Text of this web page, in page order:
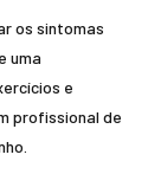
os sintomas
uma
e
profissional de